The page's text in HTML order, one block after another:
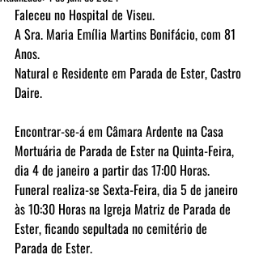
Faleceu no Hospital de Viseu.
A Sra. Maria Emília Martins Bonifácio, com 81
Anos.
Natural e Residente em Parada de Ester, Castro
Daire.
Encontrar-se-á em Câmara Ardente na Casa
Mortuária de Parada de Ester na Quinta-Feira,
dia 4 de janeiro a partir das 17:00 Horas.
Funeral realiza-se Sexta-Feira, dia 5 de janeiro
às 10:30 Horas na Igreja Matriz de Parada de
Ester, ficando sepultada no cemitério de
Parada de Ester.